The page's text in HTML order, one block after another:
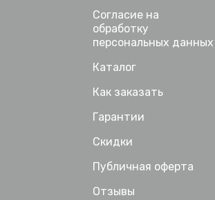
Каталог
Как заказать
Гарантии
Скидки
Публичная оферта
Отзывы
Согласие на
обработку
персональных данных